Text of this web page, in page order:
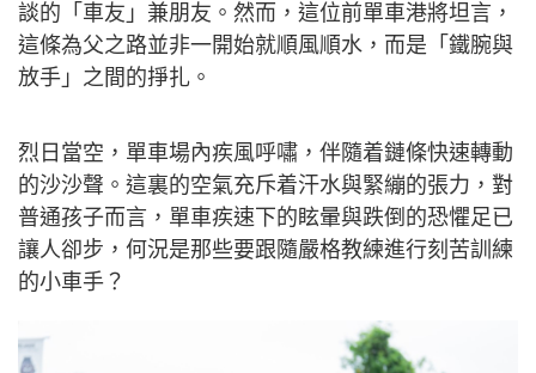
談的「車友」兼朋友。然而，這位前單車港將坦言，
這條為父之路並非一開始就順風順水，而是「鐵腕與
放手」之間的掙扎。
烈日當空，單車場內疾風呼嘯，伴隨着鏈條快速轉動
的沙沙聲。這裏的空氣充斥着汗水與緊繃的張力，對
普通孩子而言，單車疾速下的眩暈與跌倒的恐懼足已
讓人卻步，何況是那些要跟隨嚴格教練進行刻苦訓練
的小車手？